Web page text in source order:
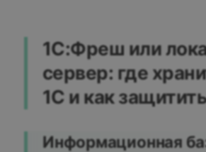
1С:Фреш или
сервер: где
1С и как
Информационная